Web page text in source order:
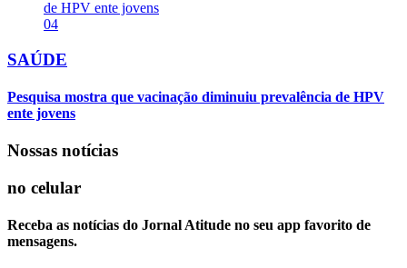
04
SAÚDE
Pesquisa mostra que vacinação diminuiu prevalência de HPV
ente jovens
Nossas notícias
no celular
Receba as notícias do Jornal Atitude no seu app favorito de
mensagens.